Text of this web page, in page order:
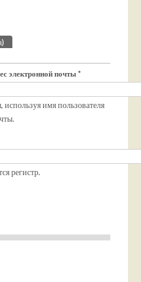
электронной почты*
используя имя пользователя
регистр.